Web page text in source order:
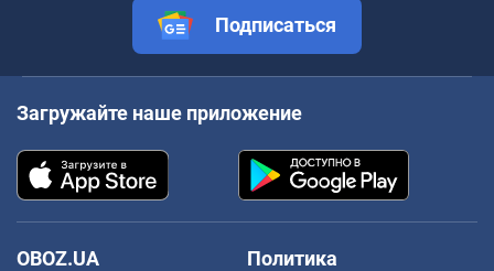
Подписаться
Загружайте наше приложение
OBOZ.UA
Политика